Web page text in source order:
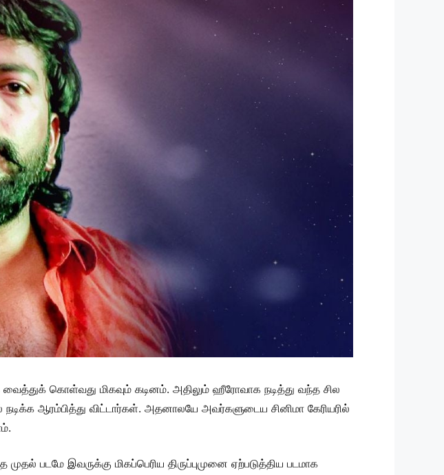
கொள்வது மிகவும் கடினம். அதிலும் ஹீரோவாக நடித்து வந்த சில
ஆரம்பித்து விட்டார்கள். அதனாலயே அவர்களுடைய சினிமா கேரியரில்
படமே இவருக்கு மிகப்பெரிய திருப்புமுனை ஏற்படுத்திய படமாக